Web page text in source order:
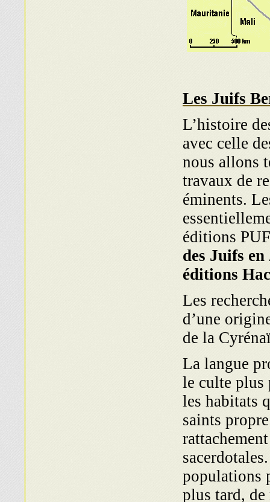
Les Juifs
L’histoire
avec celle
nous allons
travaux de
éminents.
éditions
des Juifs en
éditions
Les
d’une
de la
La langue
le culte plus
les habitats
saints
populations
plus tard, de